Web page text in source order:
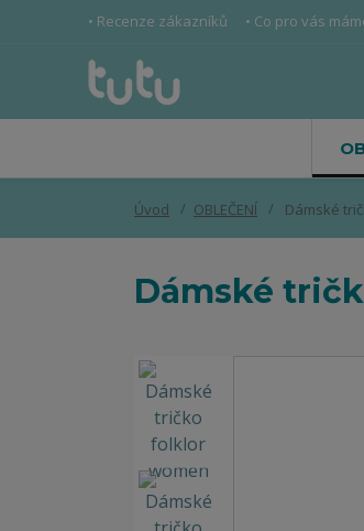
• Recenze zákazníků • Co pro vás
Úvod OBLEČENÍ Dámské
Dámské